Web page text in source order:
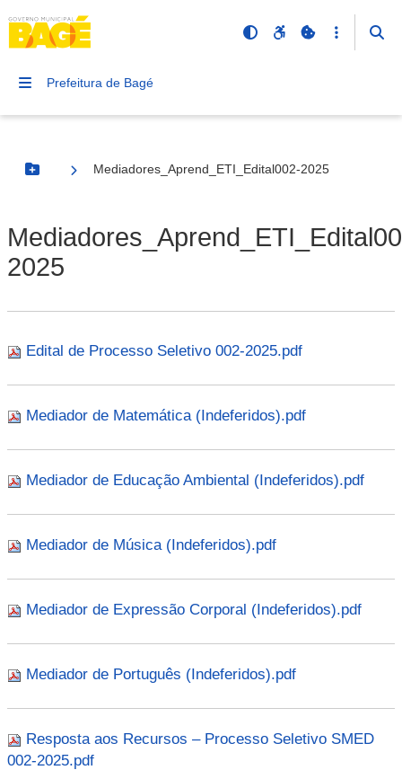
Prefeitura de Bagé
Botão Menu
Mediadores_Aprend_ETI_Edital002-2025
2025
Edital de Processo Seletivo 002-2025.pdf
Mediador de Matemática (Indeferidos).pdf
Mediador de Educação Ambiental (Indeferidos).pdf
Mediador de Música (Indeferidos).pdf
Mediador de Expressão Corporal (Indeferidos).pdf
Mediador de Português (Indeferidos).pdf
Resposta aos Recursos – Processo Seletivo SMED
002-2025.pdf